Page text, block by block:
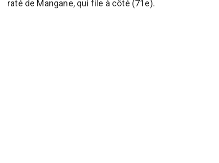
raté de Mangane, qui file à côté (71e).